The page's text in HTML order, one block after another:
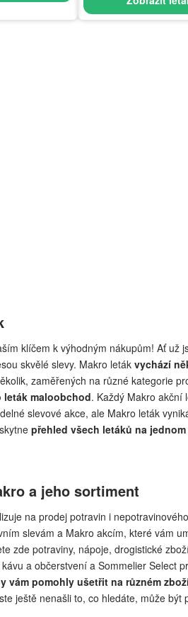
klíčem k výhodným nákupům! Ať
skvělé slevy. Makro leták vychází
zaměřených na různé kategorie
leták maloobchod. Každý Makro akční
slevové akce, ale Makro leták
přehled všech letáků na
a jeho sortiment
na prodej potravin i
slevám a Makro akcím, které vám
zde potraviny, nápoje, drogistické
a občerstvení a Sommelier Select
vám pomohly ušetřit na různém
ještě nenašli to, co hledáte, může být